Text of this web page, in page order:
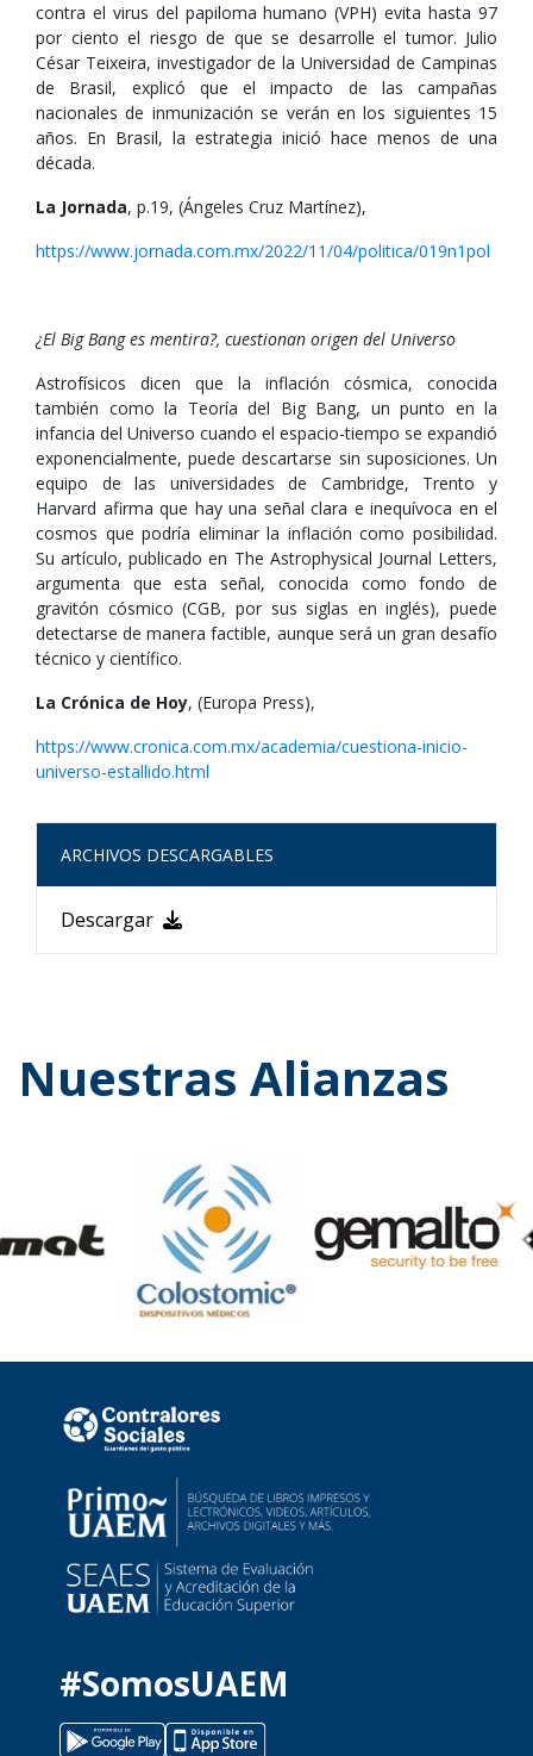
contra el virus del papiloma humano (VPH) evita hasta 97
por ciento el riesgo de que se desarrolle el tumor. Julio
César Teixeira, investigador de la Universidad de Campinas
de Brasil, explicó que el impacto de las campañas
nacionales de inmunización se verán en los siguientes 15
años. En Brasil, la estrategia inició hace menos de una
década.
La Jornada, p.19, (Ángeles Cruz Martínez),
https://www.jornada.com.mx/2022/11/04/politica/019n1pol
¿El Big Bang es mentira?, cuestionan origen del Universo
Astrofísicos dicen que la inflación cósmica, conocida
también como la Teoría del Big Bang, un punto en la
infancia del Universo cuando el espacio-tiempo se expandió
exponencialmente, puede descartarse sin suposiciones. Un
equipo de las universidades de Cambridge, Trento y
Harvard afirma que hay una señal clara e inequívoca en el
cosmos que podría eliminar la inflación como posibilidad.
Su artículo, publicado en The Astrophysical Journal Letters,
argumenta que esta señal, conocida como fondo de
gravitón cósmico (CGB, por sus siglas en inglés), puede
detectarse de manera factible, aunque será un gran desafío
técnico y científico.
La Crónica de Hoy, (Europa Press),
https://www.cronica.com.mx/academia/cuestiona-inicio-
universo-estallido.html
ARCHIVOS DESCARGABLES
Descargar
Nuestras Alianzas
#SomosUAEM